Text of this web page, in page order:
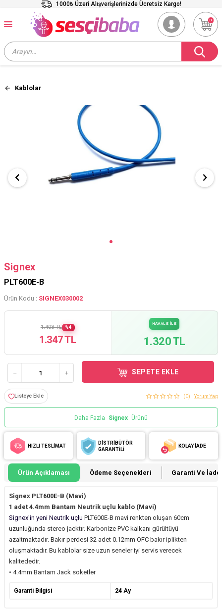
1000₺ Üzeri Alışverişlerinizde Ücretsiz Kargo!
0
Kablolar
Signex
PLT600E-B
Ürün Kodu : SIGNEX030002
1.403 TL %4
1.347 TL
HAVALE İLE
1.320 TL
SEPETE EKLE
Listeye Ekle (0) Yorum Yap
Daha Fazla Signex Ürünü
HIZLI TESLİMAT
DİSTRİBÜTÖR
GARANTİLİ
KOLAY İADE
Ürün Açıklaması Ödeme Seçenekleri Garanti Ve İade
Signex PLT600E-B (Mavi)
1 adet 4.4mm Bantam Neutrik uçlu kablo (Mavi)
Signex'in yeni Neutrik uçlu PLT600E-B mavi renkten oluşan 60cm
uzunluğunda stereo jacktır. Karbonize PVC kalkanı gürültüyü
azaltmaktadır. Bakır perdesi 32 adet 0.12mm OFC bakır iplikten
oluşmaktadır. Bu kablolar size uzun seneler iyi servis verecek
kalitededir.
• 4.4mm Bantam Jack soketler
Garanti Bilgisi 24 Ay